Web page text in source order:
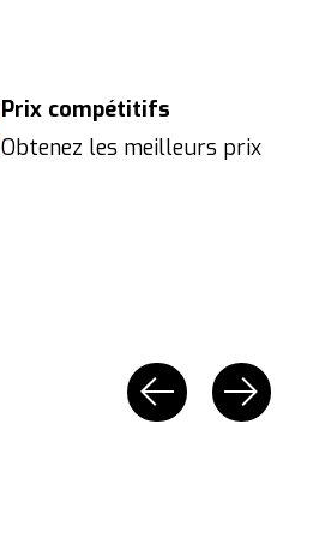
Prix compétitifs
Obtenez les meilleurs prix